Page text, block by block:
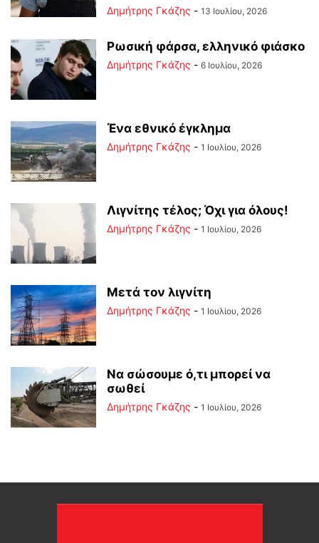
Δημήτρης Γκάζης - 13 Ιουλίου, 2026
Ρωσική φάρσα, ελληνικό φιάσκο
Δημήτρης Γκάζης - 6 Ιουλίου, 2026
Ένα εθνικό έγκλημα
Δημήτρης Γκάζης - 1 Ιουλίου, 2026
Λιγνίτης τέλος; Όχι για όλους!
Δημήτρης Γκάζης - 1 Ιουλίου, 2026
Μετά τον λιγνίτη
Δημήτρης Γκάζης - 1 Ιουλίου, 2026
Να σώσουμε ό,τι μπορεί να
σωθεί
Δημήτρης Γκάζης - 1 Ιουλίου, 2026